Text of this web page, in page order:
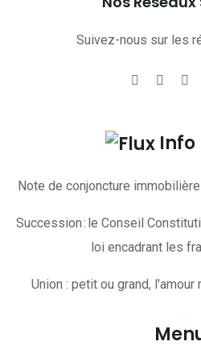
Suivez-nous sur les
Note de conjoncture
Succession : le Conseil
loi encadrant les
Union : petit ou grand,